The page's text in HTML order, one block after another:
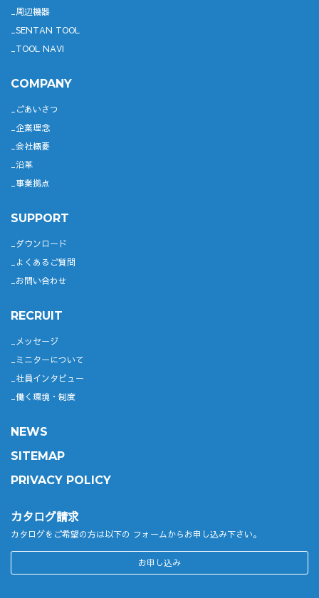
周辺機器
SENTAN TOOL
TOOL NAVI
COMPANY
ごあいさつ
企業理念
会社概要
沿革
事業拠点
SUPPORT
ダウンロード
よくあるご質問
お問い合わせ
RECRUIT
メッセージ
ミニターについて
社員インタビュー
働く環境・制度
NEWS
SITEMAP
PRIVACY POLICY
カタログ請求
カタログをご希望の方は以下の フォームからお申し込み下さい。
お申し込み